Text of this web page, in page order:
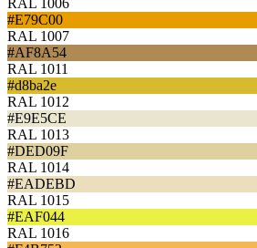
#E79C00
RAL 1007
#AF8A54
RAL 1011
#d8ba2e
RAL 1012
#E9E5CE
RAL 1013
#DED09F
RAL 1014
#EADEBD
RAL 1015
#EAF044
RAL 1016